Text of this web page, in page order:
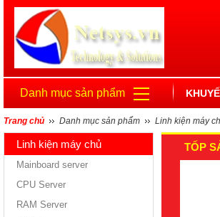
Danh mục sản phẩm
Trang chủ Danh mục sản phẩm Linh kiện máy
Linh kiện máy chủ
Mainboard server
CPU Server
RAM Server
TỐP